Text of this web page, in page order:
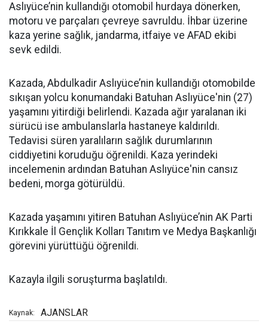
Aslıyüce’nin kullandığı otomobil hurdaya dönerken,
motoru ve parçaları çevreye savruldu. İhbar üzerine
kaza yerine sağlık, jandarma, itfaiye ve AFAD ekibi
sevk edildi.
Kazada, Abdulkadir Aslıyüce’nin kullandığı otomobilde
sıkışan yolcu konumandaki Batuhan Aslıyüce'nin (27)
yaşamını yitirdiği belirlendi. Kazada ağır yaralanan iki
sürücü ise ambulanslarla hastaneye kaldırıldı.
Tedavisi süren yaralıların sağlık durumlarının
ciddiyetini koruduğu öğrenildi. Kaza yerindeki
incelemenin ardından Batuhan Aslıyüce'nin cansız
bedeni, morga götürüldü.
Kazada yaşamını yitiren Batuhan Aslıyüce’nin AK Parti
Kırıkkale İl Gençlik Kolları Tanıtım ve Medya Başkanlığı
görevini yürüttüğü öğrenildi.
Kazayla ilgili soruşturma başlatıldı.
Kaynak: AJANSLAR